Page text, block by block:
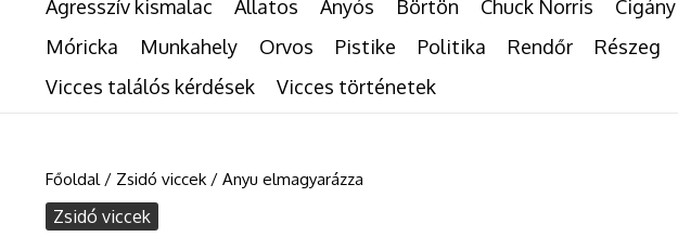
Agresszív kismalac Állatos Anyós Börtön Chuck Norris Cigány
Móricka
Munkahely Orvos Pistike Politika Rendőr Részeg
Vicces találós kérdések
Vicces történetek
Főoldal/ Zsidó viccek/ Anyu elmagyarázza
Zsidó viccek